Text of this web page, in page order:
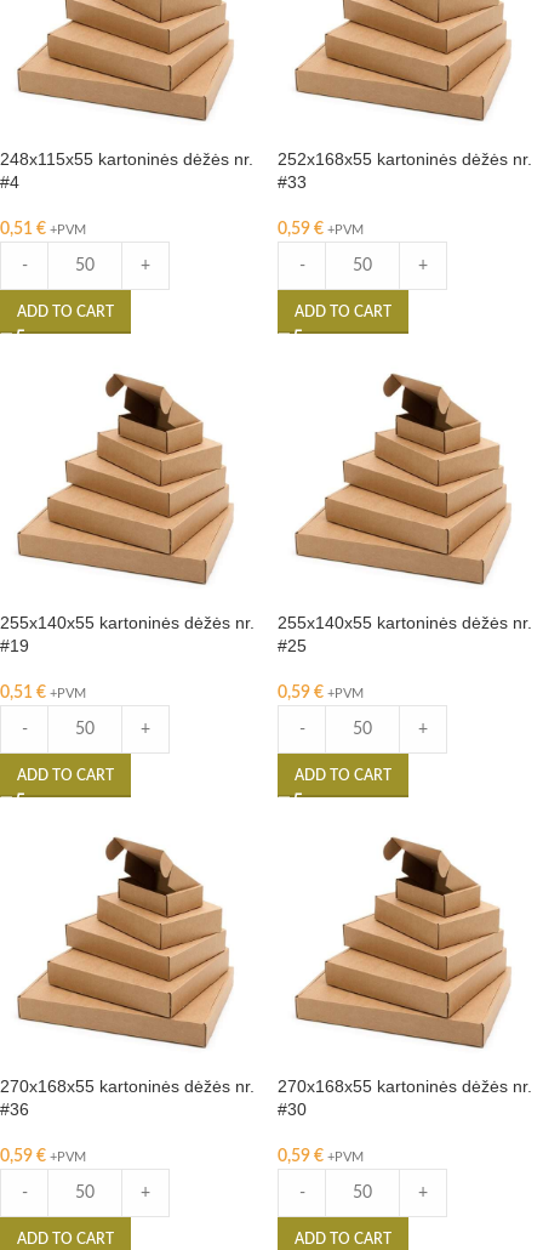
248x115x55 kartoninės dėžės nr.
#4
0,51 € +PVM
- +
ADD TO CART
252x168x55 kartoninės dėžės nr.
#33
0,59 € +PVM
- +
ADD TO CART
255x140x55 kartoninės dėžės nr.
#19
0,51 € +PVM
- +
ADD TO CART
255x140x55 kartoninės dėžės nr.
#25
0,59 € +PVM
- +
ADD TO CART
270x168x55 kartoninės dėžės nr.
#36
0,59 € +PVM
- +
ADD TO CART
270x168x55 kartoninės dėžės nr.
#30
0,59 € +PVM
- +
ADD TO CART